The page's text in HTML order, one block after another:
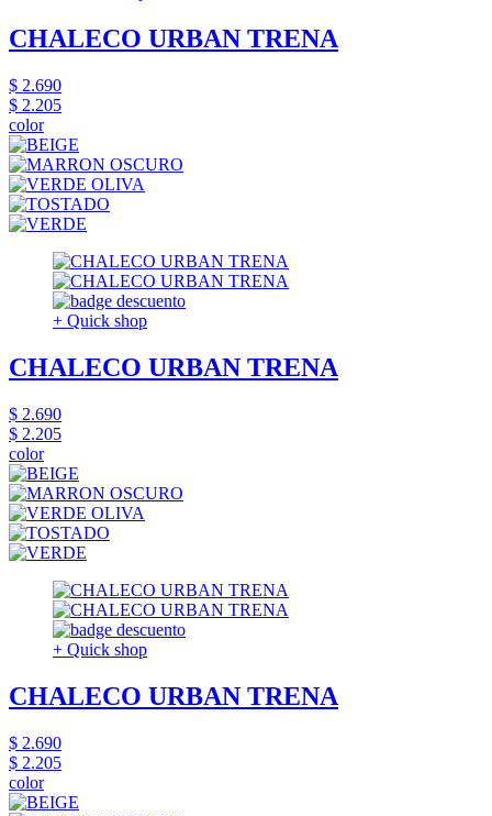
CHALECO URBAN TRENA
$ 2.690
$ 2.205
color
+ Quick shop
CHALECO URBAN TRENA
$ 2.690
$ 2.205
color
+ Quick shop
CHALECO URBAN TRENA
$ 2.690
$ 2.205
color